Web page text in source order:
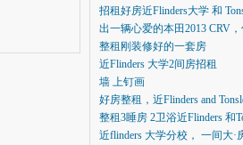
招租好房近Flinders大学 和
出一辆心爱的本田2013 CRV
整租刚装修好的一套房
近Flinders 大学2间房招租
墙 上钉画
好房整租，近Flinders and
整租3睡房 2卫浴近Flinders 和
近flinders 大学分校， 一间大·